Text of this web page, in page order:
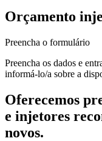
Orçamento
Preencha o formulário
Preencha os dados e
informá-lo/a sobre a
Oferecemos
e injetores
novos.